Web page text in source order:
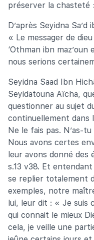
préserver la chasteté
D’après Seyidna Sa’d
« Le messager de
‘Othman ibn maz’oun
nous serions
Seyidna Saad Ibn
Seyidatouna Aïcha,
questionner au sujet
continuellement dans
Ne le fais pas. N’as-
Nous avons certes
leur avons donné des
s.13 v38. Et
se replier totalement
exemples, notre
lui, leur dit : « Je suis
qui connait le mieux
cela, je veille une